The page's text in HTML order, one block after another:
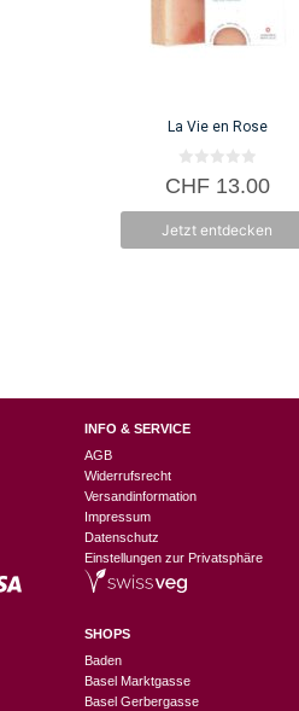
La Vie en Rose
0
v
5
CHF13.00
Jetzt entdecken
INFO & SERVICE
AGB
Widerrufsrecht
Versandinformation
Impressum
Datenschutz
Einstellungen zur Privatsphäre
SHOPS
Baden
Basel Marktgasse
Basel Gerbergasse